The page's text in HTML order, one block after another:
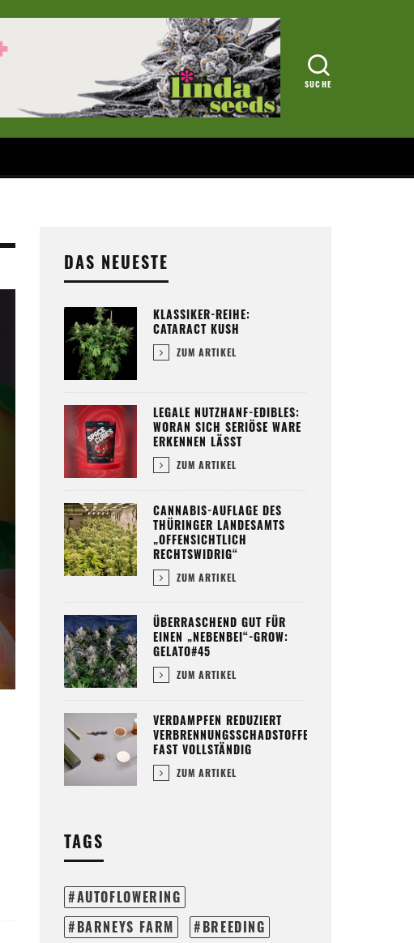
DAS NEUESTE
KLASSIKER-REIHE:
CATARACT KUSH
ZUM ARTIKEL
LEGALE NUTZHANF-EDIBLES:
WORAN SICH SERIÖSE WARE
ERKENNEN LÄSST
ZUM ARTIKEL
CANNABIS-AUFLAGE DES
THÜRINGER LANDESAMTS
„OFFENSICHTLICH
RECHTSWIDRIG“
ZUM ARTIKEL
ÜBERRASCHEND GUT FÜR
EINEN „NEBENBEI“-GROW:
GELATO#45
ZUM ARTIKEL
VERDAMPFEN REDUZIERT
VERBRENNUNGSSCHADSTOFFE
FAST VOLLSTÄNDIG
ZUM ARTIKEL
TAGS
AUTOFLOWERING
BARNEYS FARM
BREEDING